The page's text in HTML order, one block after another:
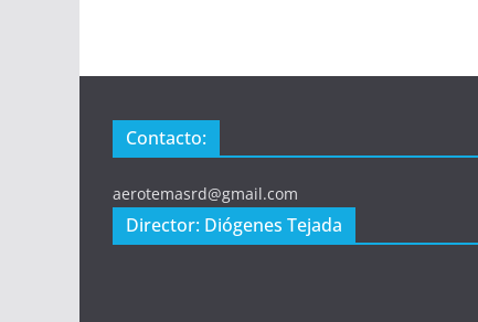
Contacto:
aerotemasrd@gmail.com
Director: Diógenes Tejada